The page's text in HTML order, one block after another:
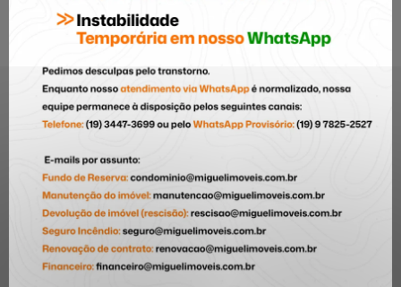
Curiosidade
Dia das Crianças
Dica para comprar o 1° imóvel 4
Dicas do Bairro
Documentações
eventos
Informação